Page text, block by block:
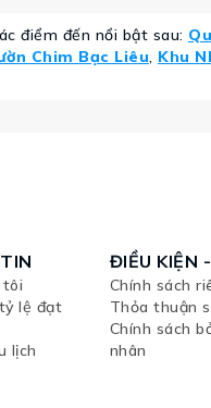
điểm đến nổi bật sau:
Chim Bạc Liêu, Khu
tôi
lệ đạt
lịch
ĐIỀU KIỆN
Chính sách
Thỏa thuận
Chính sách
nhân